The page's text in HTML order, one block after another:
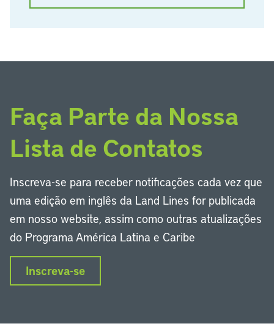
Faça Parte da Nossa
Lista de Contatos
Inscreva-se para receber notificações cada vez que
uma edição em inglês da Land Lines for publicada
em nosso website, assim como outras atualizações
do Programa América Latina e Caribe
Inscreva-se